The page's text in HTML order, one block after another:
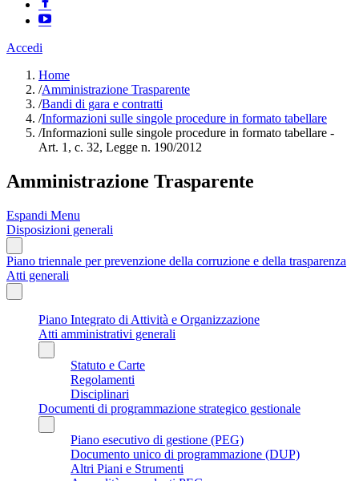
Accedi
Home
/Amministrazione Trasparente
/Bandi di gara e contratti
/Informazioni sulle singole procedure in formato tabellare
/Informazioni sulle singole procedure in formato tabellare -
Art. 1, c. 32, Legge n. 190/2012
Amministrazione Trasparente
Espandi Menu
Disposizioni generali
Piano triennale per prevenzione della corruzione e della trasparenza
Atti generali
Piano Integrato di Attività e Organizzazione
Atti amministrativi generali
Statuto e Carte
Regolamenti
Disciplinari
Documenti di programmazione strategico gestionale
Piano esecutivo di gestione (PEG)
Documento unico di programmazione (DUP)
Altri Piani e Strumenti